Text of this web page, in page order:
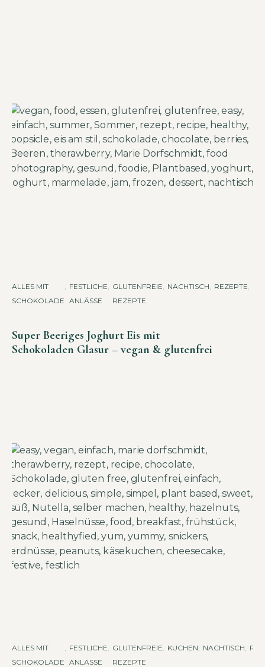
ALLES MIT
SCHOKOLADE
, FESTLICHE
ANLÄSSE
, GLUTENFREIE
REZEPTE
, NACHTISCH, REZEPTE,
Super Beeriges Joghurt Eis mit
Schokoladen Glasur – vegan & glutenfrei
ALLES MIT
SCHOKOLADE
FESTLICHE
ANLÄSSE
GLUTENFREIE
REZEPTE
KUCHEN NACHTISCH